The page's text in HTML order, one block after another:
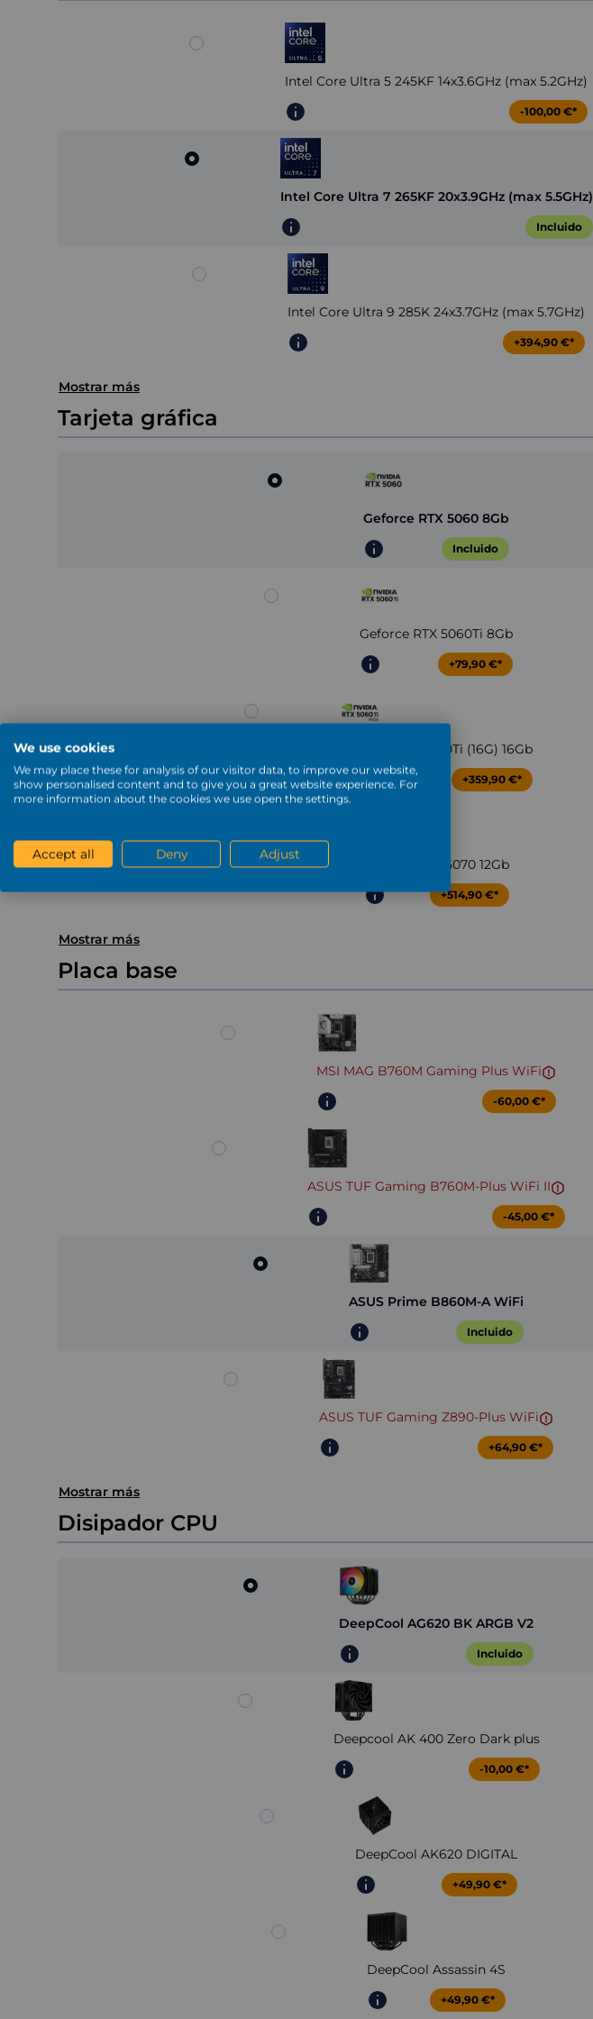
Intel Core Ultra 5 245KF 14x3.6GHz (max 5.2GHz)
-100,00 €*
Intel Core Ultra 7 265KF 20x3.9GHz (max 5.5GHz)
Incluido
Intel Core Ultra 9 285K 24x3.7GHz (max 5.7GHz)
+394,90 €*
Mostrar más
Tarjeta gráfica
Geforce RTX 5060 8Gb
Incluido
Geforce RTX 5060Ti 8Gb
+79,90 €*
Geforce RTX 5060Ti (16G) 16Gb
+359,90 €*
Geforce RTX 5070 12Gb
+514,90 €*
Mostrar más
Placa base
MSI MAG B760M Gaming Plus WiFi
-60,00 €*
ASUS TUF Gaming B760M-Plus WiFi II
-45,00 €*
ASUS Prime B860M-A WiFi
Incluido
ASUS TUF Gaming Z890-Plus WiFi
+64,90 €*
Mostrar más
Disipador CPU
DeepCool AG620 BK ARGB V2
Incluido
Deepcool AK 400 Zero Dark plus
-10,00 €*
DeepCool AK620 DIGITAL
+49,90 €*
DeepCool Assassin 4S
+49,90 €*
We use cookies
We may place these for analysis of our visitor data, to improve our website,
show personalised content and to give you a great website experience. For
more information about the cookies we use open the settings.
Accept all Deny Adjust